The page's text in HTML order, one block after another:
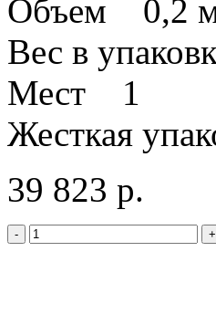
Объем 0,2
Вес в
Мест 1
Жесткая
39 823 р.
- +